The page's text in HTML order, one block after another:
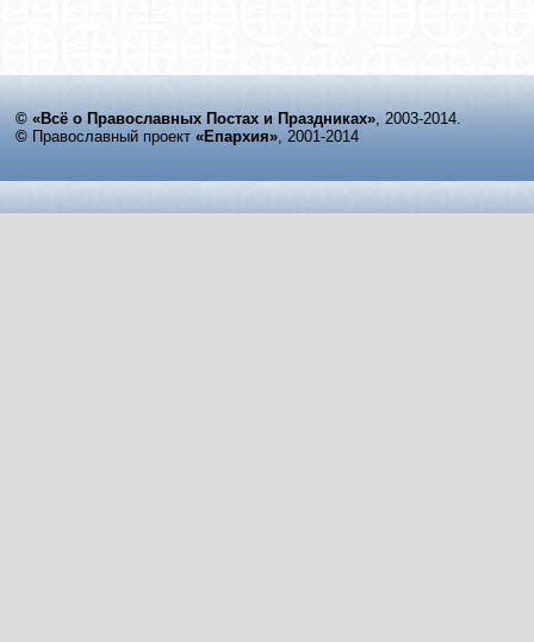
© «Всё о Православных Постах и Праздниках», 2003-2014.
© Православный проект «Епархия», 2001-2014